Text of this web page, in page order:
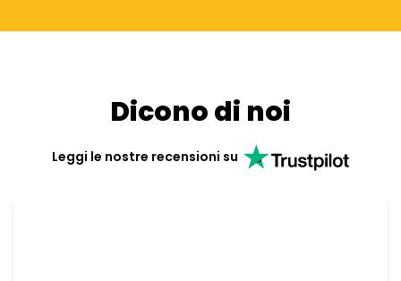
Dicono di noi
Leggi le nostre recensioni su